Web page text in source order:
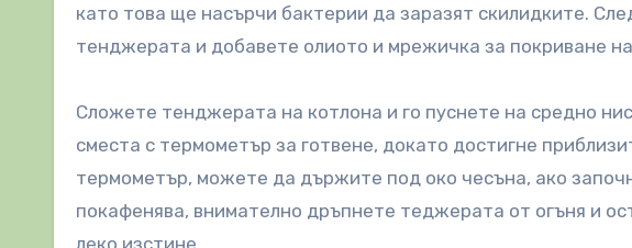
като това ще насърчи бактерии да заразят скилидките.
тенджерата и добавете олиото и мрежичка за покриване
Сложете тенджерата на котлона и го пуснете на средно
сместа с термометър за готвене, докато достигне
термометър, можете да държите под око чесъна, ако
покафенява, внимателно дръпнете теджерата от огъня и
леко изстине.